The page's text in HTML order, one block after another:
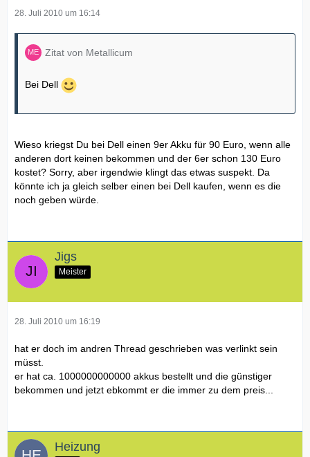
28. Juli 2010 um 16:14
Zitat von Metallicum
Bei Dell
Wieso kriegst Du bei Dell einen 9er Akku für 90 Euro, wenn alle
anderen dort keinen bekommen und der 6er schon 130 Euro
kostet? Sorry, aber irgendwie klingt das etwas suspekt. Da
könnte ich ja gleich selber einen bei Dell kaufen, wenn es die
noch geben würde.
Jigs
Meister
28. Juli 2010 um 16:19
hat er doch im andren Thread geschrieben was verlinkt sein
müsst.
er hat ca. 1000000000000 akkus bestellt und die günstiger
bekommen und jetzt ebkommt er die immer zu dem preis...
Heizung